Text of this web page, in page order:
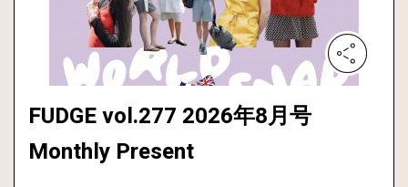
FUDGE vol.277 2026年8月号
Monthly Present